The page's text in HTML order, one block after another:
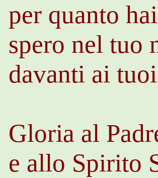
per quanto
spero nel tuo
davanti ai
Gloria al
e allo Spirito